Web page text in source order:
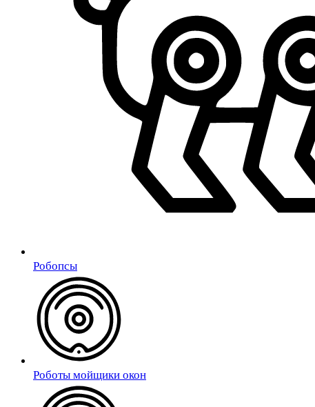
Робопсы
Роботы мойщики окон